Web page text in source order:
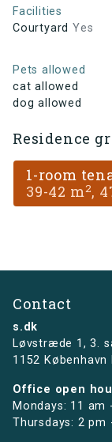
Facilities
Courtyard Yes
Pets allowed
cat allowed
dog allowed
Residence
1-room
39-42 m2,
Contact
s.dk
Løvstræde 1,3.
1152 København
Office open
Mondays: 11 am
Thursdays: 2 pm